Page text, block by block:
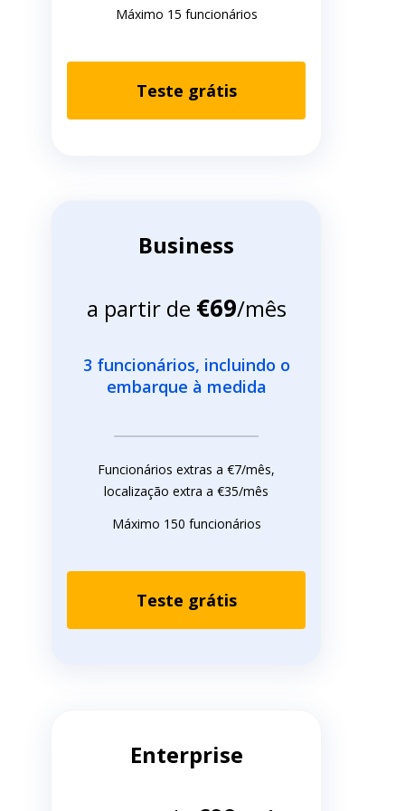
Máximo 15 funcionários
Teste grátis
Business
a partir de €69/mês
3 funcionários, incluindo o
embarque à medida
Funcionários extras a €7/mês,
localização extra a €35/mês
Máximo 150 funcionários
Teste grátis
Enterprise